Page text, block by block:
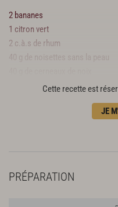
2 bananes
1 citron vert
2 c.à.s de rhum
40 g de noisettes sans la peau
110 g de flocons d'avoine
Cette recette est
JE
PRÉPARATION